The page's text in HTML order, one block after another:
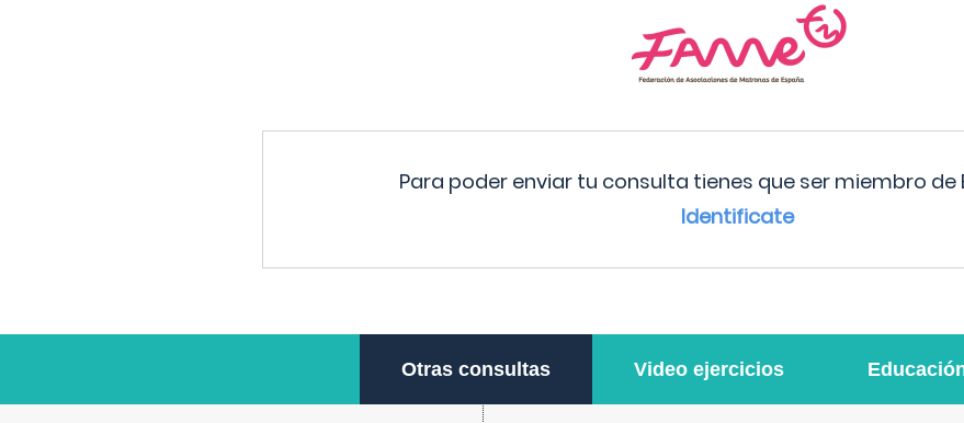
Para poder enviar tu consulta tienes que ser miembro de
Identificate
Otras consultas Video ejercicios